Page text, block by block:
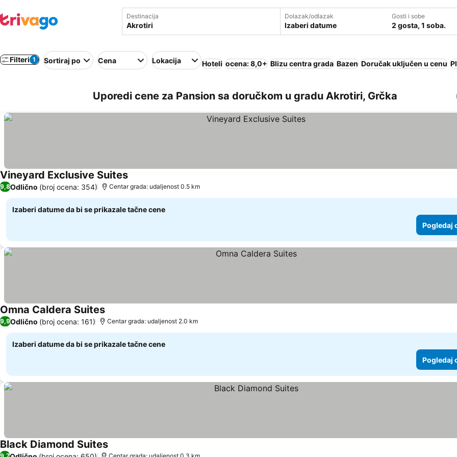
Destinacija Dolazak/odlazak
Izaberi datume
Gosti i sobe
2 gosta, 1 soba.
Filteri 1 Sortiraj po Cena Lokacija Hoteli ocena: 8,0+ Blizu centra grada Bazen Doručak uključen u cenu
Uporedi cene za Pansion sa doručkom u gradu Akrotiri, Grčka
Vineyard Exclusive Suites
9,8Odlično (broj ocena: 354) Centar grada: udaljenost 0.5 km
Izaberi datume da bi se prikazale tačne cene
Pogledaj
Omna Caldera Suites
9,9Odlično (broj ocena: 161) Centar grada: udaljenost 2.0 km
Izaberi datume da bi se prikazale tačne cene
Pogledaj
Black Diamond Suites